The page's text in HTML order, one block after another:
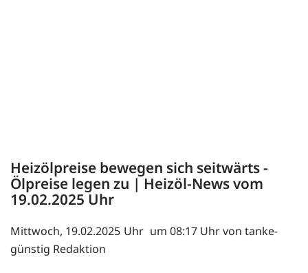
Heizölpreise bewegen sich seitwärts -
Ölpreise legen zu | Heizöl-News vom
19.02.2025
Mittwoch, 19.02.2025
um 08:17 Uhr von tanke-
günstig Redaktion